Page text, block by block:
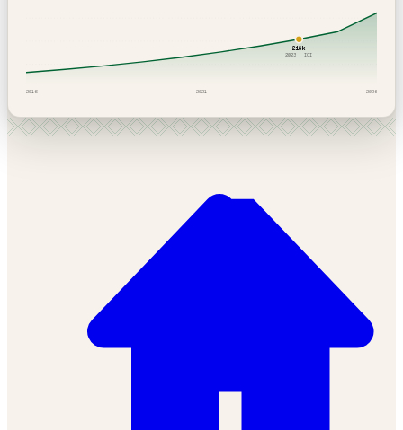
218 k
2023 · ICI
2016 2021 2026